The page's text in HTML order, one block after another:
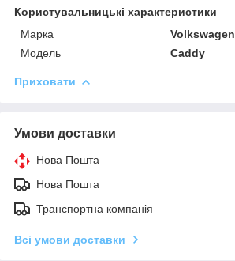
Користувальницькі характеристики
Марка
Volkswagen
Модель
Caddy
Приховати
Умови доставки
Нова Пошта
Нова Пошта
Транспортна компанія
Всі умови доставки